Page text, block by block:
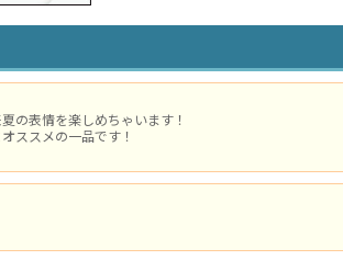
の表情を楽しめちゃいます！
ススメの一品です！